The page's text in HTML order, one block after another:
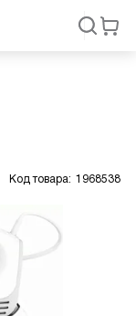
Код товара: 1968538